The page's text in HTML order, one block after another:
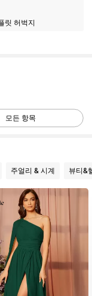
릿 허벅지
모든 항목
주얼리 & 시계 뷰티&